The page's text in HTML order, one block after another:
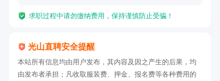
求职过程中请勿缴纳费用，保持谨慎防止受骗！
光山直聘安全提醒
本站所有信息均由用户发布，其内容及因之产生的后果，均
由发布者承担；凡收取服装费、押金、报名费等各种费用的